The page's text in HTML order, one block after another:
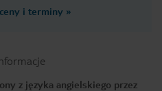
i terminy »
z języka angielskiego przez